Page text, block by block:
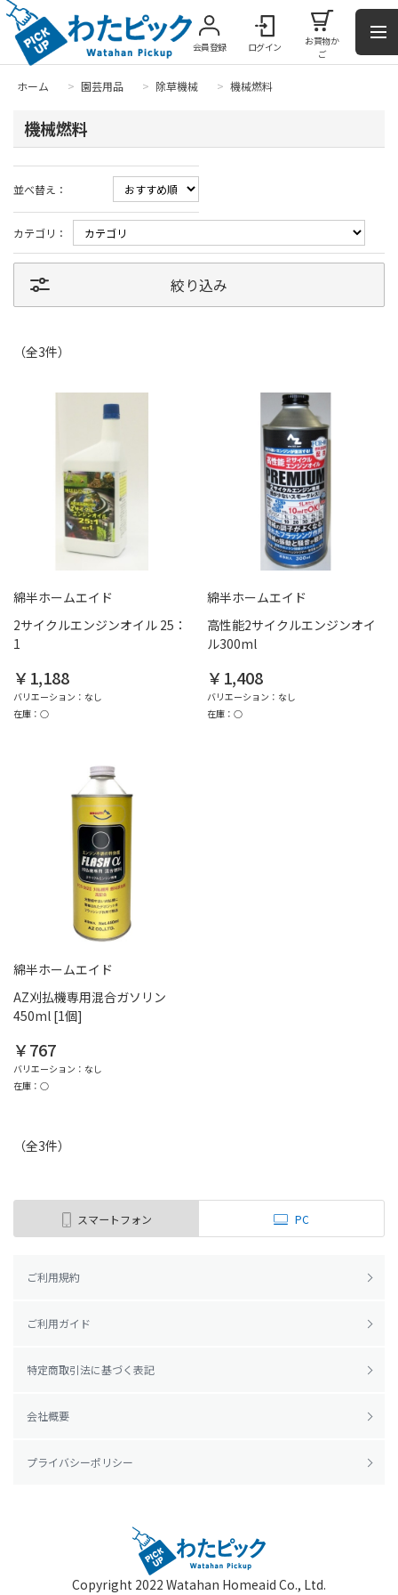
会員登録 ログイン
お買物か
ご
ホーム > 園芸用品 > 除草機械 > 機械燃料
機械燃料
並べ替え：
カテゴリ：
絞り込み
（全3件）
綿半ホームエイド
2サイクルエンジンオイル 25：
1
￥1,188
バリエーション：なし
在庫：○
綿半ホームエイド
高性能2サイクルエンジンオイ
ル300ml
￥1,408
バリエーション：なし
在庫：○
綿半ホームエイド
AZ刈払機専用混合ガソリン
450ml [1個]
￥767
バリエーション：なし
在庫：○
（全3件）
スマートフォン PC
ご利用規約
ご利用ガイド
特定商取引法に基づく表記
会社概要
プライバシーポリシー
Copyright 2022 Watahan Homeaid Co., Ltd.